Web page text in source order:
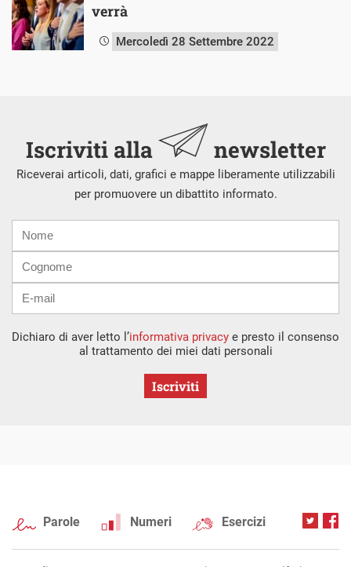
verrà
Mercoledì 28 Settembre 2022
Iscriviti alla newsletter
Riceverai articoli, dati, grafici e mappe liberamente utilizzabili
per promuovere un dibattito informato.
mail
Dichiaro di aver letto l’informativa privacy e presto il consenso
al trattamento dei miei dati personali
Iscriviti
Parole Numeri Esercizi